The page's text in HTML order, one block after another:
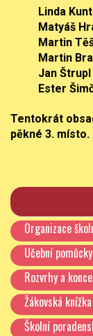
Linda
Matyáš
Martin
Martin
Jan Štrupl
Ester
Tentokrát
pěkné 3. místo.
Organizace
Učební pomůcky
Rozvrhy a
Žákovská knížka
Školní